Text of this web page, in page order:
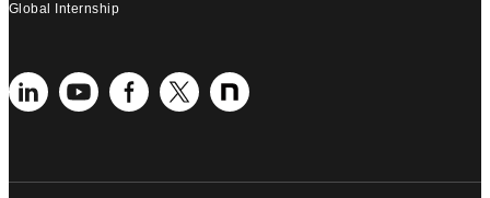
Global Internship